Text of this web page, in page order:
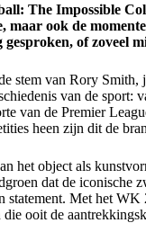
The Impossible
maar ook de
of zoveel
stem van Rory
van de sport:
van de Premier
heen zijn dit de
het object als
dat de iconische
statement. Met het
ooit de